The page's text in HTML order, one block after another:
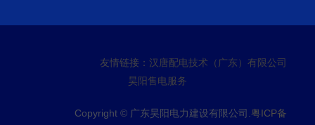
友情链接： 汉唐配电技术（广东）有限公司
昊阳售电服务
Copyright © 广东昊阳电力建设有限公司. 粤ICP备